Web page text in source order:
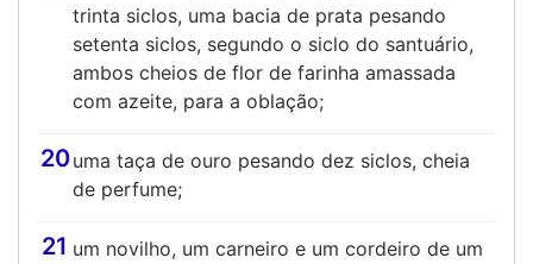
trinta siclos, uma bacia de prata pesando
setenta siclos, segundo o siclo do santuário,
ambos cheios de flor de farinha amassada
com azeite, para a oblação;
20uma taça de ouro pesando dez siclos, cheia
de perfume;
21 um novilho, um carneiro e um cordeiro de um